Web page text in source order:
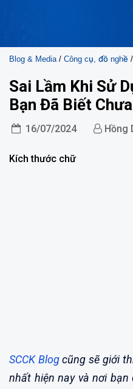
Blog & Media / Công cụ, đồ nghề /
Sai Lầm Khi Sử
Bạn Đã Biết
16/07/2024 Hồng
Kích thước chữ
SCCK Blogcũng sẽ giới
nhất hiện nay và nơi